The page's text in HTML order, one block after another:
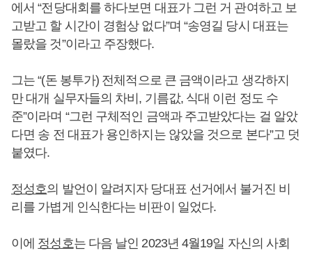
에서 “전당대회를 하다보면 대표가 그런 거 관여하고 보
고받고 할 시간이 경험상 없다”며 “송영길 당시 대표는
몰랐을 것”이라고 주장했다.
그는 “(돈 봉투가) 전체적으로 큰 금액이라고 생각하지
만 대개 실무자들의 차비, 기름값, 식대 이런 정도 수
준”이라며 “그런 구체적인 금액과 주고받았다는 걸 알았
다면 송 전 대표가 용인하지는 않았을 것으로 본다”고 덧
붙였다.
정성호의 발언이 알려지자 당대표 선거에서 불거진 비
리를 가볍게 인식한다는 비판이 일었다.
이에 정성호는 다음 날인 2023년 4월19일 자신의 사회